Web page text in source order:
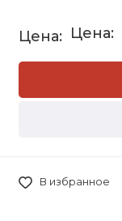
В избранное